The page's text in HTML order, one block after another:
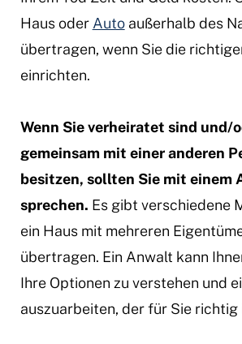
Haus oder Autoaußerhalb des
übertragen, wenn Sie die
einrichten.
Wenn Sie verheiratet sind und/
gemeinsam mit einer anderen
besitzen, sollten Sie mit einem
sprechen. Es gibt verschiedene
ein Haus mit mehreren
übertragen. Ein Anwalt kann
Ihre Optionen zu verstehen und
auszuarbeiten, der für Sie richtig